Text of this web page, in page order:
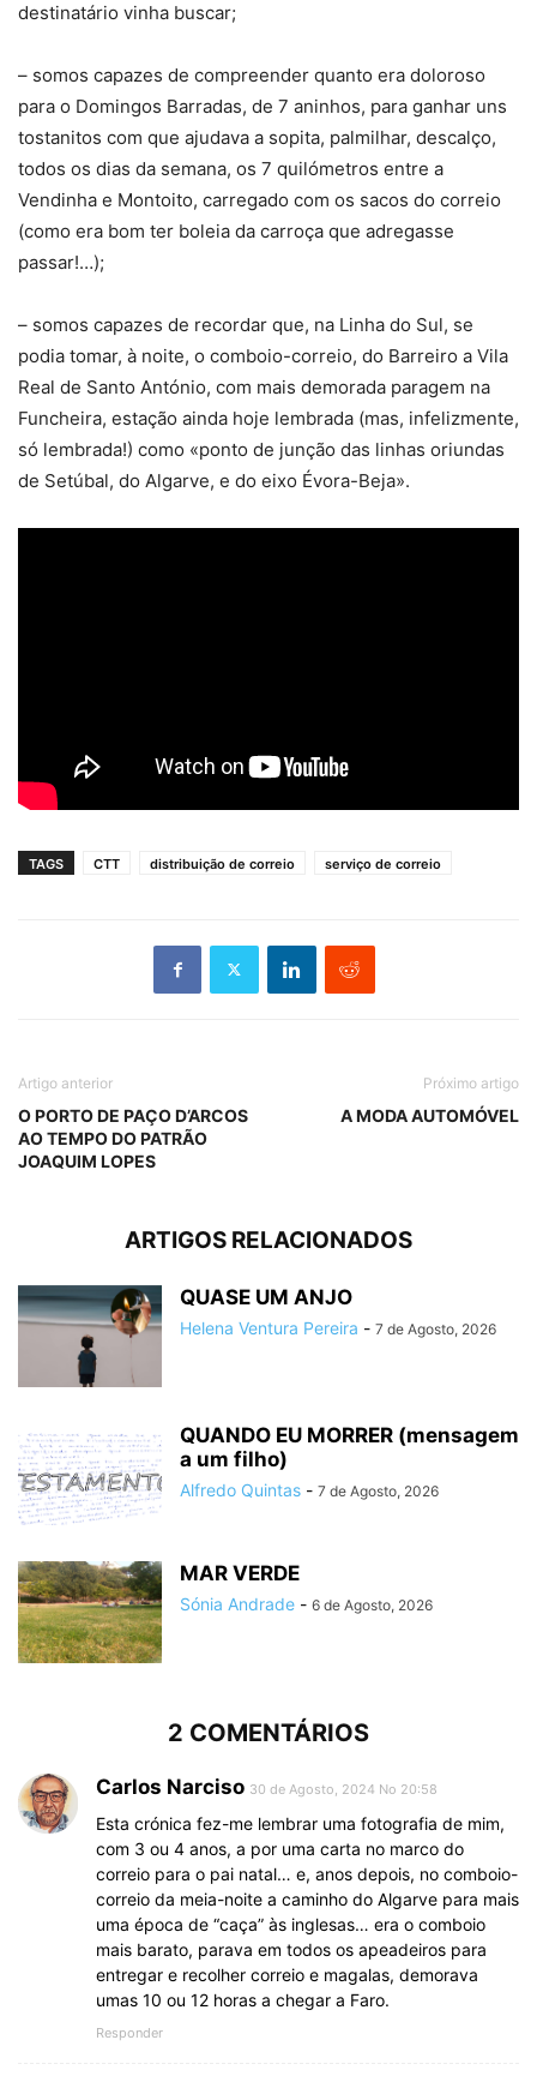
destinatário vinha buscar;
– somos capazes de compreender quanto era doloroso
para o Domingos Barradas, de 7 aninhos, para ganhar uns
tostanitos com que ajudava a sopita, palmilhar, descalço,
todos os dias da semana, os 7 quilómetros entre a
Vendinha e Montoito, carregado com os sacos do correio
(como era bom ter boleia da carroça que adregasse
passar!…);
– somos capazes de recordar que, na Linha do Sul, se
podia tomar, à noite, o comboio-correio, do Barreiro a Vila
Real de Santo António, com mais demorada paragem na
Funcheira, estação ainda hoje lembrada (mas, infelizmente,
só lembrada!) como «ponto de junção das linhas oriundas
de Setúbal, do Algarve, e do eixo Évora-Beja».
TAGS CTT distribuição de correio serviço de correio
Artigo anterior
O PORTO DE PAÇO D’ARCOS
AO TEMPO DO PATRÃO
JOAQUIM LOPES
Próximo artigo
A MODA AUTOMÓVEL
ARTIGOS RELACIONADOS
QUASE UM ANJO
Helena Ventura Pereira - 7 de Agosto, 2026
QUANDO EU MORRER (mensagem
a um filho)
Alfredo Quintas - 7 de Agosto, 2026
MAR VERDE
Sónia Andrade - 6 de Agosto, 2026
2 COMENTÁRIOS
Carlos Narciso 30 de Agosto, 2024 No 20:58
Esta crónica fez-me lembrar uma fotografia de mim,
com 3 ou 4 anos, a por uma carta no marco do
correio para o pai natal… e, anos depois, no comboio-
correio da meia-noite a caminho do Algarve para mais
uma época de “caça” às inglesas… era o comboio
mais barato, parava em todos os apeadeiros para
entregar e recolher correio e magalas, demorava
umas 10 ou 12 horas a chegar a Faro.
Responder